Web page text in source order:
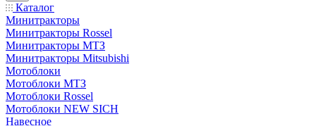
Каталог
Минитракторы
Минитракторы Rossel
Минитракторы МТЗ
Минитракторы Mitsubishi
Мотоблоки
Мотоблоки МТЗ
Мотоблоки Rossel
Мотоблоки NEW SICH
Навесное